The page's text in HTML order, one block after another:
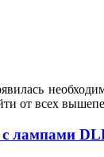
от всех
лампами